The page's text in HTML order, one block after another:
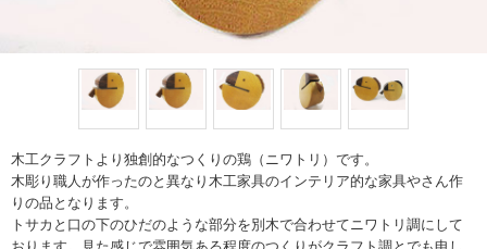
木工クラフトより独創的なつくりの鶏（ニワトリ）です。
木彫り職人が作ったのと異なり木工家具のインテリア的な家具やさん作
りの品となります。
トサカと口の下のひだのような部分を別木で合わせてニワトリ調にして